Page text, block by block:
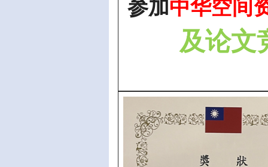
参加中华空间
及论文